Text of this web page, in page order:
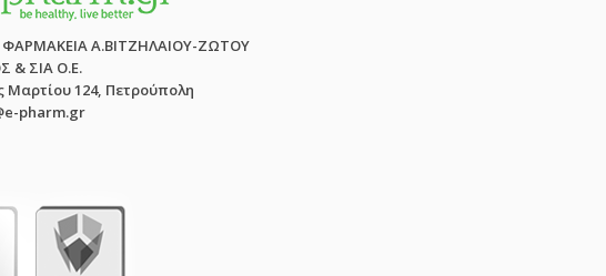
Α.ΒΙΤΖΗΛΑΙΟΥ-ΖΩΤΟΥ
& ΣΙΑ Ο.Ε.
Μαρτίου 124, Πετρούπολη
pharm.gr